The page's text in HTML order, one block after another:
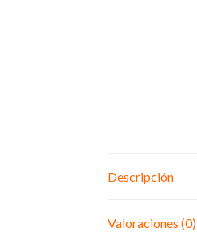
Descripción
Valoraciones (0)